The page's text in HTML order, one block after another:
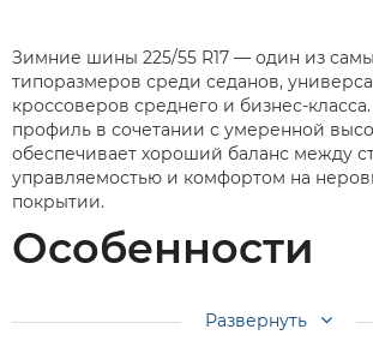
Зимние шины 225/55 R17 — один из
типоразмеров среди седанов,
кроссоверов среднего и бизнес-
профиль в сочетании с умеренной
обеспечивает хороший баланс между
управляемостью и комфортом на
покрытии.
Особенности
профиля 55% от ширины (около 124 мм)
Развернуть